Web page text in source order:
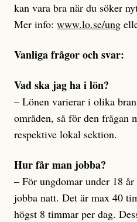
kan vara bra när du söker
Mer info: www.lo.se/ung
Vanliga frågor och svar:
Vad ska jag ha i lön?
– Lönen varierar i olika
områden, så för den frågan
respektive lokal sektion.
Hur får man jobba?
– För ungdomar under 18
jobba natt. Det är max 40
högst 8 timmar per dag.